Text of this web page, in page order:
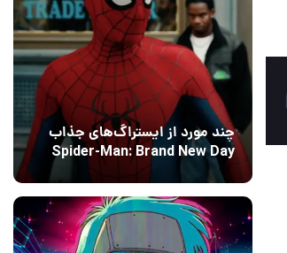
چند مورد از ایستراگ‌های جذاب
Spider-Man: Brand New Day
فاش شدند
۰